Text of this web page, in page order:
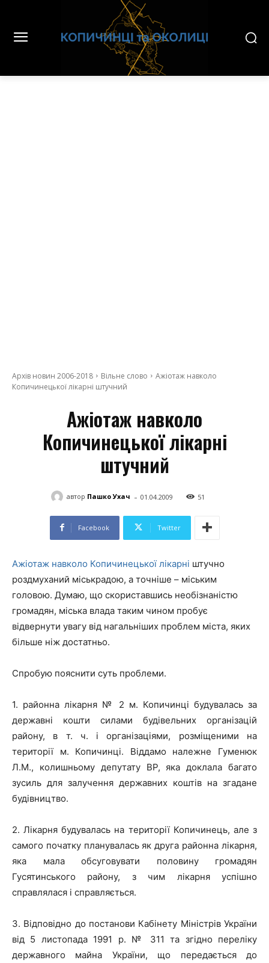
Архів новин 2006-2018 Вільне слово
Ажіотаж навколо
Копичинецької лікарні штучний
Ажіотаж навколо
Копичинецької лікарні
штучний
автор Пашко Ухач - 01.04.2009 51
Facebook Twitter
Ажіотаж навколо Копичинецької лікарні штучно
роздмуханий міськрадою, а точніше – міським
головою. Думаю, що скориставшись необізнаністю
громадян, міська влада таким чином пробує
відвернути увагу від нагальніших проблем міста, яких
більше ніж достатньо.
Спробую пояснити суть проблеми.
1. районна лікарня № 2 м. Копичинці будувалась за
державні кошти силами будівельних організацій
району, в т. ч. і організаціями, розміщеними на
території м. Копичинці. Віддамо належне Гуменюк
Л.М., колишньому депутату ВР, яка доклала багато
зусиль для залучення державних коштів на згадане
будівництво.
2. Лікарня будувалась на території Копичинець, але з
самого початку планувалась як друга районна лікарня,
яка мала обсуговувати половину громадян
Гусятинського району, з чим лікарня успішно
справлялася і справляється.
3. Відповідно до постанови Кабінету Міністрів України
від 5 листопада 1991 р. № 311 та згідно переліку
державного майна України, що передається до